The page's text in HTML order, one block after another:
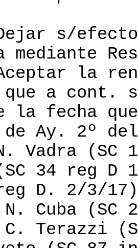
s/
mediante
la
que a cont.
la fecha
de Ay. 2º
Vadra (SC
34 reg D
D. 2/3/
Cuba (SC
Terazzi